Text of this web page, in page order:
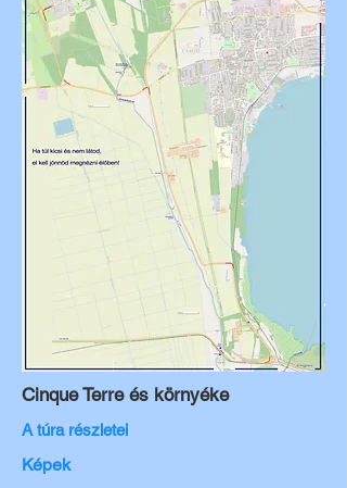
Cinque Terre és környéke
A túra részletei
Képek